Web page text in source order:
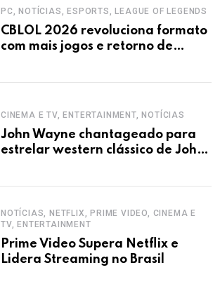
PC, NOTÍCIAS, ESPORTS, LEAGUE OF LEGENDS
CBLOL 2026 revoluciona formato
com mais jogos e retorno de
CINEMA E TV, ENTERTAINMENT, NOTÍCIAS
John Wayne chantageado para
estrelar western clássico de John
NOTÍCIAS, NETFLIX, PRIME VIDEO, CINEMA E
TV, ENTERTAINMENT
Prime Video Supera Netflix e
Lidera Streaming no Brasil